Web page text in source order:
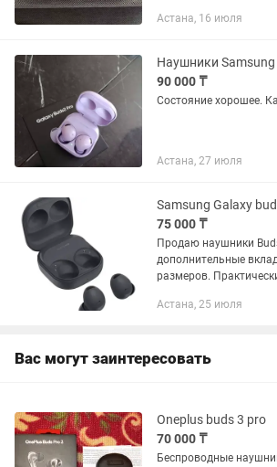
Астана, 16 июля
90 000 ₸
Состояние хорошее.
Астана, 27 июля
Samsung Galaxy
75 000 ₸
Продаю наушники
дополнительные
размеров.
продать так как есть
Астана, 25 июля
Вас могут заинтересовать
Oneplus buds 3 pro
70 000 ₸
Беспроводные